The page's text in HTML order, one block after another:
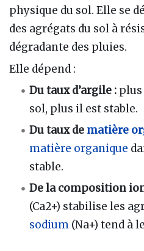
physique du sol. Elle se
des agrégats du sol à
dégradante des pluies.
Elle dépend :
Du taux d’argile : plus
sol, plus il est stable.
Du taux de matière
matière organique
stable.
De la composition
(Ca2+) stabilise les
sodium (Na+) tend à